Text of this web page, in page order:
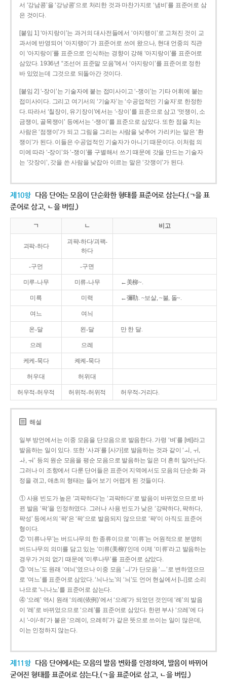
서 ‘강남콩’을 ‘강낭콩’으로 처리한 것과 마찬가지로 ‘냄비’를 표준어로 삼
은 것이다.
[붙임 1] ‘아지랑이’는 과거의 대사전들에서 ‘아지랭이’로 고쳐진 것이 교
과서에 반영되어 ‘아지랭이’가 표준어로 쓰여 왔으나, 현대 언중의 직관
이 ‘아지랑이’를 표준으로 인식하는 경향이 강해 ‘아지랑이’를 표준어로
삼았다. 1936년 “조선어 표준말 모음”에서 ‘아지랑이’를 표준어로 정한
바 있었는데 그것으로 되돌아간 것이다.
[붙임 2] ‘-장이’는 기술자에 붙는 접미사이고 ‘-쟁이’는 기타 어휘에 붙는
접미사이다. 그리고 여기서의 ‘기술자’는 ‘수공업적인 기술자’로 한정한
다. 따라서 ‘칠장이, 유기장이’에서는 ‘-장이’를 표준으로 삼고 ‘멋쟁이, 소
금쟁이, 골목쟁이’ 등에서는 ‘-쟁이’를 표준으로 삼았다. 또한 점을 치는
사람은 ‘점쟁이’가 되고 그림을 그리는 사람을 낮추어 가리키는 말은 ‘환
쟁이’가 된다. 이들은 수공업적인 기술자가 아니기 때문이다. 이처럼 의
미에 따라 ‘-장이’와 ‘-쟁이’를 구별해서 쓰기 때문에 갓을 만드는 기술자
는 ‘갓장이’, 갓을 쓴 사람을 낮잡아 이르는 말은 ‘갓쟁이’가 된다.
제10항 다음 단어는 모음이 단순화한 형태를 표준어로 삼는다.(ㄱ을 표
준어로 삼고, ㄴ을 버림.)
ㄱ ㄴ 비고
괴팍-하다
괴퍅-하다/괴팩-
하다
-구먼 -구면
미루-나무 미류-나무 ←美柳~.
미륵 미력 ←彌勒. ~보살, ~불, 돌~.
여느 여늬
온-달 왼-달 만 한 달.
으레 으례
케케-묵다 켸켸-묵다
허우대 허위대
허우적-허우적 허위적-허위적 허우적-거리다.
해설
일부 방언에서는 이중 모음을 단모음으로 발음한다. 가령 ‘벼’를 [베]라고
발음하는 일이 있다. 또한 ‘사과’를 [사가]로 발음하는 것과 같이 ‘ㅚ, ㅟ,
ㅘ, ㅝ’ 등의 원순 모음을 평순 모음으로 발음하는 일은 더 흔히 일어난다.
그러나 이 조항에서 다룬 단어들은 표준어 지역에서도 모음의 단순화 과
정을 겪고, 애초의 형태는 들어 보기 어렵게 된 것들이다.
① 사용 빈도가 높은 ‘괴퍅하다’는 ‘괴팍하다’로 발음이 바뀌었으므로 바
뀐 발음 ‘팍’을 인정하였다. 그러나 사용 빈도가 낮은 ‘강퍅하다, 퍅하다,
퍅성’ 등에서의 ‘퍅’은 ‘팍’으로 발음되지 않으므로 ‘퍅’이 아직도 표준어
형이다.
② ‘미류나무’는 버드나무의 한 종류이므로 ‘미류’는 어원적으로 분명히
버드나무의 의미를 담고 있는 ‘미류(美柳)’인데 이제 ‘미류’라고 발음하는
경우가 거의 없기 때문에 ‘미루나무’를 표준어로 삼았다.
③ ‘여느’도 원래 ‘여늬’였으나 이중 모음 ‘ㅢ’가 단모음 ‘ㅡ’로 변하였으므
로 ‘여느’를 표준어로 삼았다. ‘늬나노’의 ‘늬’도 언어 현실에서 [니]로 소리
나므로 ‘니나노’를 표준어로 삼는다.
④ ‘으례’ 역시 원래 ‘의례(依例)’에서 ‘으례’가 되었던 것인데 ‘례’의 발음
이 ‘레’로 바뀌었으므로 ‘으레’를 표준어로 삼았다. 한편 부사 ‘으레’에 다
시 ‘-이/-히’가 붙은 ‘으레이, 으레히’가 같은 뜻으로 쓰이는 일이 많은데,
이는 인정하지 않는다.
제11항 다음 단어에서는 모음의 발음 변화를 인정하여, 발음이 바뀌어
굳어진 형태를 표준어로 삼는다.(ㄱ을 표준어로 삼고, ㄴ을 버림.)